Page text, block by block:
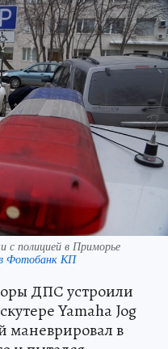
с полицией в Приморье
Фотобанк КП
ДПС устроили
Yamaha Jog
маневрировал в